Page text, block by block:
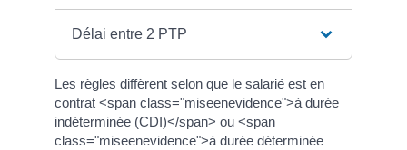
Délai entre 2 PTP
Les règles diffèrent selon que le salarié est en
contrat <span class="miseenevidence">à durée
indéterminée (CDI)</span> ou <span
class="miseenevidence">à durée déterminée